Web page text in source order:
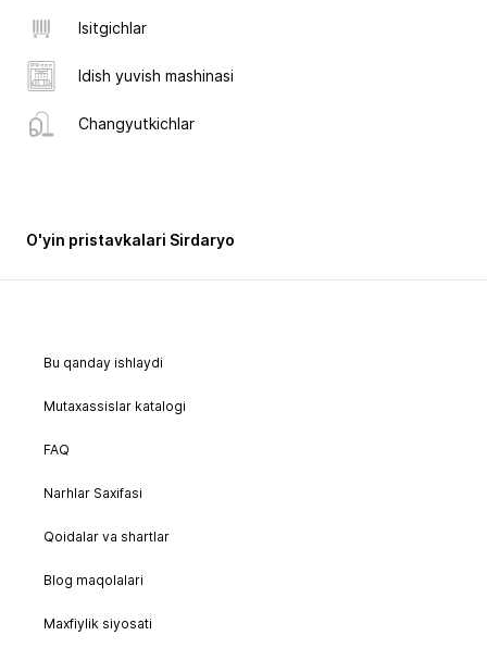
Isitgichlar
Idish yuvish mashinasi
Changyutkichlar
O'yin pristavkalari Sirdaryo
Bu qanday ishlaydi
Mutaxassislar katalogi
FAQ
Narhlar Saxifasi
Qoidalar va shartlar
Blog maqolalari
Maxfiylik siyosati